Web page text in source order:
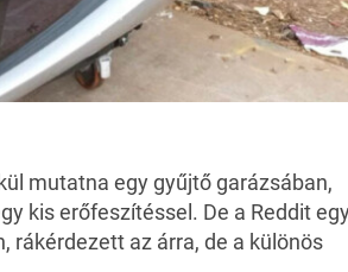
mutatna egy gyűjtő garázsában,
kis erőfeszítéssel. De a Reddit
rákérdezett az árra, de a különös